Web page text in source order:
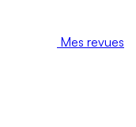
Mes revues